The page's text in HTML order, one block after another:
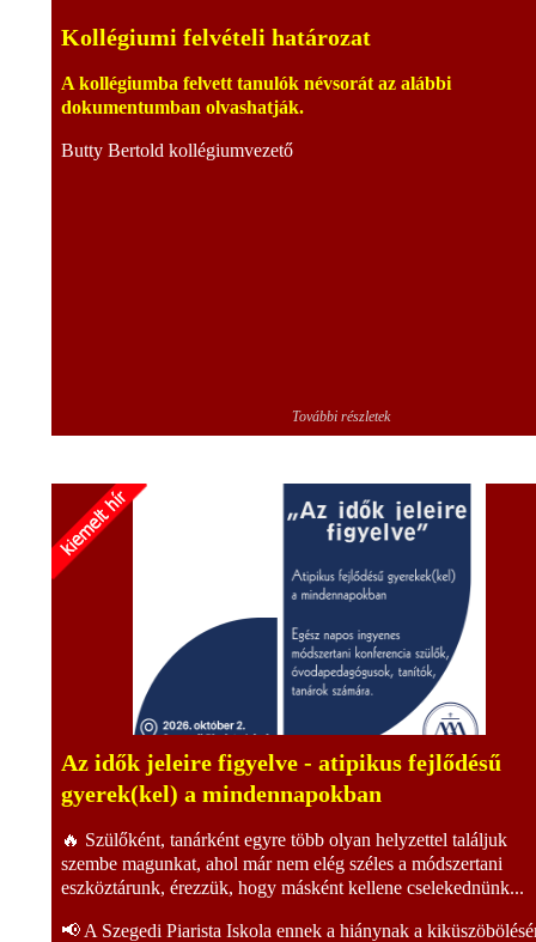
Kollégiumi felvételi határozat
A kollégiumba felvett tanulók névsorát az alábbi
dokumentumban olvashatják.
Butty Bertold kollégiumvezető
További részletek
Az idők jeleire figyelve - atipikus fejlődésű
gyerek(kel) a mindennapokban
🔥 Szülőként, tanárként egyre több olyan helyzettel találjuk
szembe magunkat, ahol már nem elég széles a módszertani
eszköztárunk, érezzük, hogy másként kellene cselekednünk...
📢 A Szegedi Piarista Iskola ennek a hiánynak a